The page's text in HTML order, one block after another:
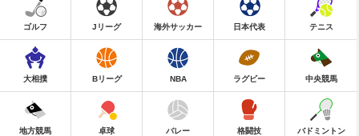
ゴルフ Jリーグ 海外サッカー 日本代表 テニス
大相撲 Bリーグ NBA ラグビー 中央競馬
地方競馬 卓球 バレー 格闘技 バドミントン